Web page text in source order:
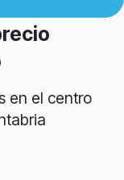
en el centro